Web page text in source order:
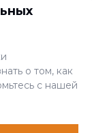
о том, как
с нашей